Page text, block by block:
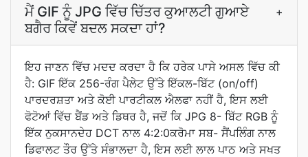
ਮੈਂ GIF ਨੂੰ JPG ਵਿੱਚ ਚਿੱਤਰ ਕੁਆਲਟੀ ਗੁਆਏ
ਬਗੈਰ ਕਿਵੇਂ ਬਦਲ ਸਕਦਾ ਹਾਂ?
+
ਇਹ ਜਾਣਨ ਵਿੱਚ ਮਦਦ ਕਰਦਾ ਹੈ ਕਿ ਹਰੇਕ ਪਾਸੇ ਅਸਲ ਵਿੱਚ ਕੀ
ਹੈ: GIF ਇੱਕ 256-ਰੰਗ ਪੈਲੇਟ ਉੱਤੇ ਇੱਕਲ-ਬਿੱਟ (on/off)
ਪਾਰਦਰਸ਼ਤਾ ਅਤੇ ਕੋਈ ਪਾਰਟੀਕਲ ਐਲਫਾ ਨਹੀਂ ਹੈ, ਇਸ ਲਈ
ਫੋਟੋਆਂ ਵਿੱਚ ਬੈਂਡ ਅਤੇ ਡਿਥਰ ਹੈ, ਜਦੋਂ ਕਿ JPG 8- ਬਿੱਟ RGB ਨੂੰ
ਇੱਕ ਨੁਕਸਾਨਦੇਹ DCT ਨਾਲ 4:2:0ਕਰੋਮਾ ਸਬ- ਸੈਂਪਲਿੰਗ ਨਾਲ
ਡਿਫਾਲਟ ਤੌਰ ਉੱਤੇ ਸੰਭਾਲਦਾ ਹੈ, ਇਸ ਲਈ ਲਾਲ ਪਾਠ ਅਤੇ ਸਖਤ